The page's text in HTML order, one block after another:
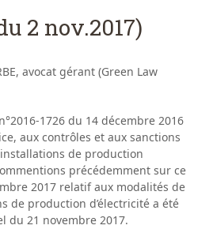
2 nov.2017)
avocat gérant (Green Law
1726 du 14 décembre 2016
aux contrôles et aux sanctions
de production
précédemment sur ce
2017 relatif aux modalités de
de production d’électricité a été
du 21 novembre 2017.